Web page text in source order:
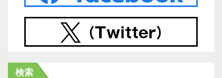
検索